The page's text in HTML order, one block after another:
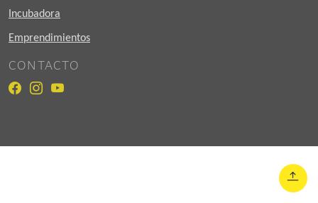
Incubadora
Emprendimientos
CONTACTO